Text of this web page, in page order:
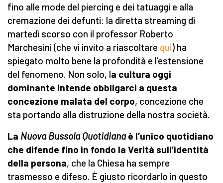
fino alle mode del piercing e dei tatuaggi e alla
cremazione dei defunti: la diretta streaming di
martedì scorso con il professor Roberto
Marchesini (che vi invito a riascoltare qui) ha
spiegato molto bene la profondità e l’estensione
del fenomeno. Non solo, la cultura oggi
dominante intende obbligarci a questa
concezione malata del corpo, concezione che
sta portando alla distruzione della nostra società.
La Nuova Bussola Quotidianaè l’unico quotidiano
che difende fino in fondo la Verità sull’identità
della persona, che la Chiesa ha sempre
trasmesso e difeso. È giusto ricordarlo in questo